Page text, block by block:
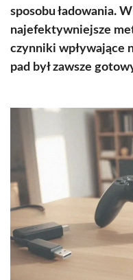
sposobu ładowania.
najefektywniejsze
czynniki wpływające
pad był zawsze